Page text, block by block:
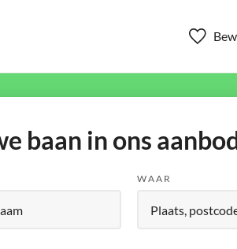
baan in ons
WAAR